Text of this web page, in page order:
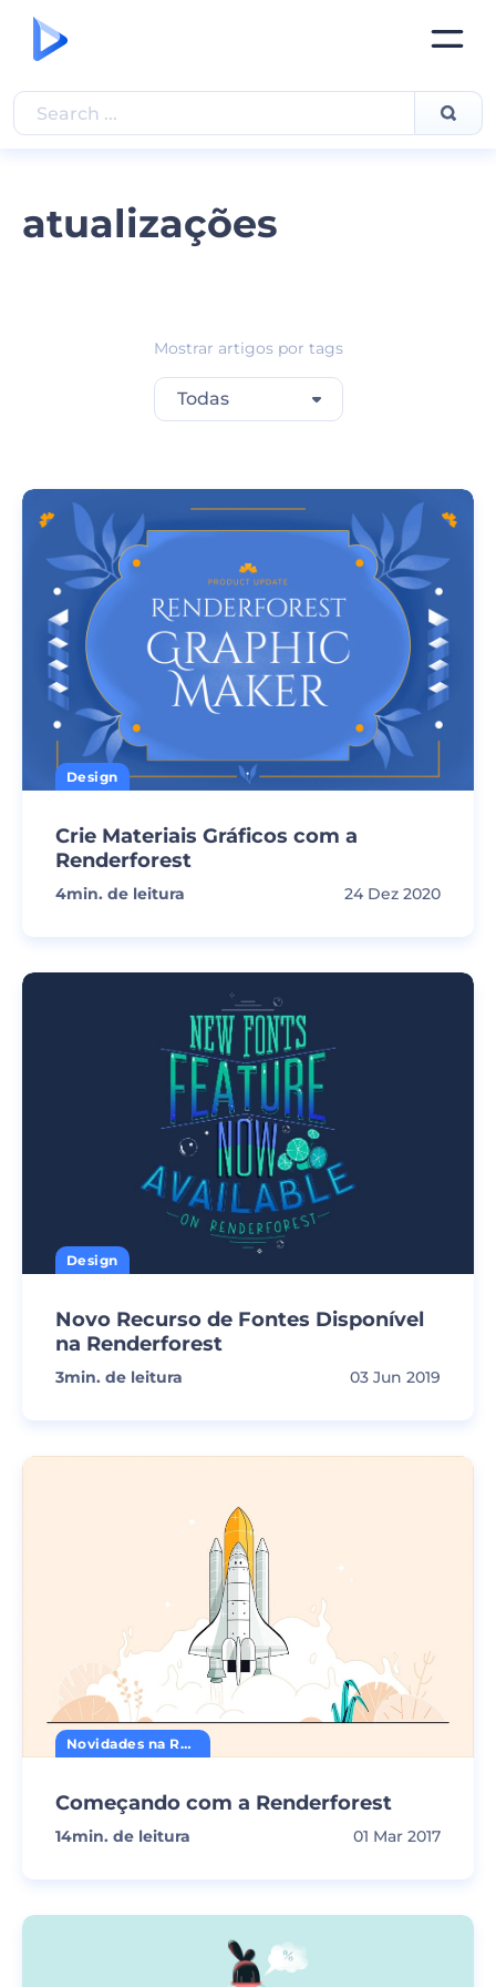
atualizações
Mostrar artigos por tags
Todas
Design
Crie Materiais Gráficos com a
Renderforest
4min. de leitura 24 Dez 2020
Design
Novo Recurso de Fontes Disponível
na Renderforest
3min. de leitura 03 Jun 2019
Novidades na Renderforest
Começando com a Renderforest
14min. de leitura 01 Mar 2017